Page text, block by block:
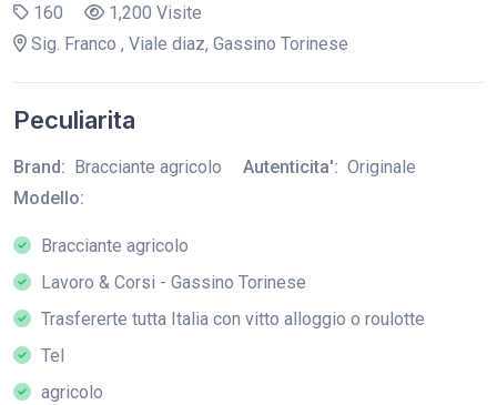
160
1,200 Visite
Sig. Franco , Viale diaz, Gassino Torinese
Peculiarita
Brand: Bracciante agricolo Autenticita': Originale
Modello:
Bracciante agricolo
Lavoro & Corsi - Gassino Torinese
Trasfererte tutta Italia con vitto alloggio o roulotte
Tel
agricolo